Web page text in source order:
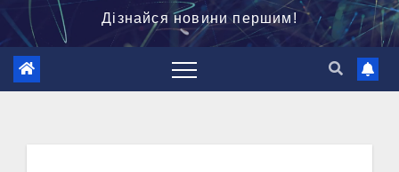
Дізнайся новини першим!